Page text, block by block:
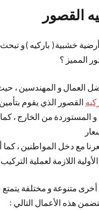
القصور
خشبية ( باركيه ) و
المميز ؟
العمال و المهندسين ،
القصور الذي يقوم بتأمين
و المستوردة من الخارج ، كما
مع دخل المواطنين ، كما
اللازمة لعملية
متنوعة و مختلفة يتمتع
هذه الأعمال التالي :